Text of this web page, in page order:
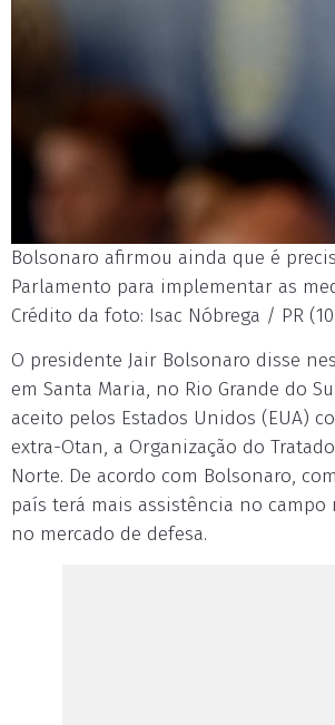
Bolsonaro afirmou ainda que é
Parlamento para implementar as
Crédito da foto: Isac Nóbrega / PR
O presidente Jair Bolsonaro disse
em Santa Maria, no Rio Grande do
aceito pelos Estados Unidos (EUA)
extra-Otan, a Organização do
Norte. De acordo com Bolsonaro,
país terá mais assistência no
no mercado de defesa.